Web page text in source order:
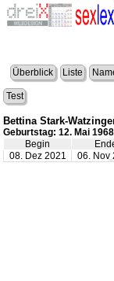
Überblick Liste
Test
Bettina Stark-
Geburtstag: 12. Mai
Begin
08. Dez 2021
06. Nov